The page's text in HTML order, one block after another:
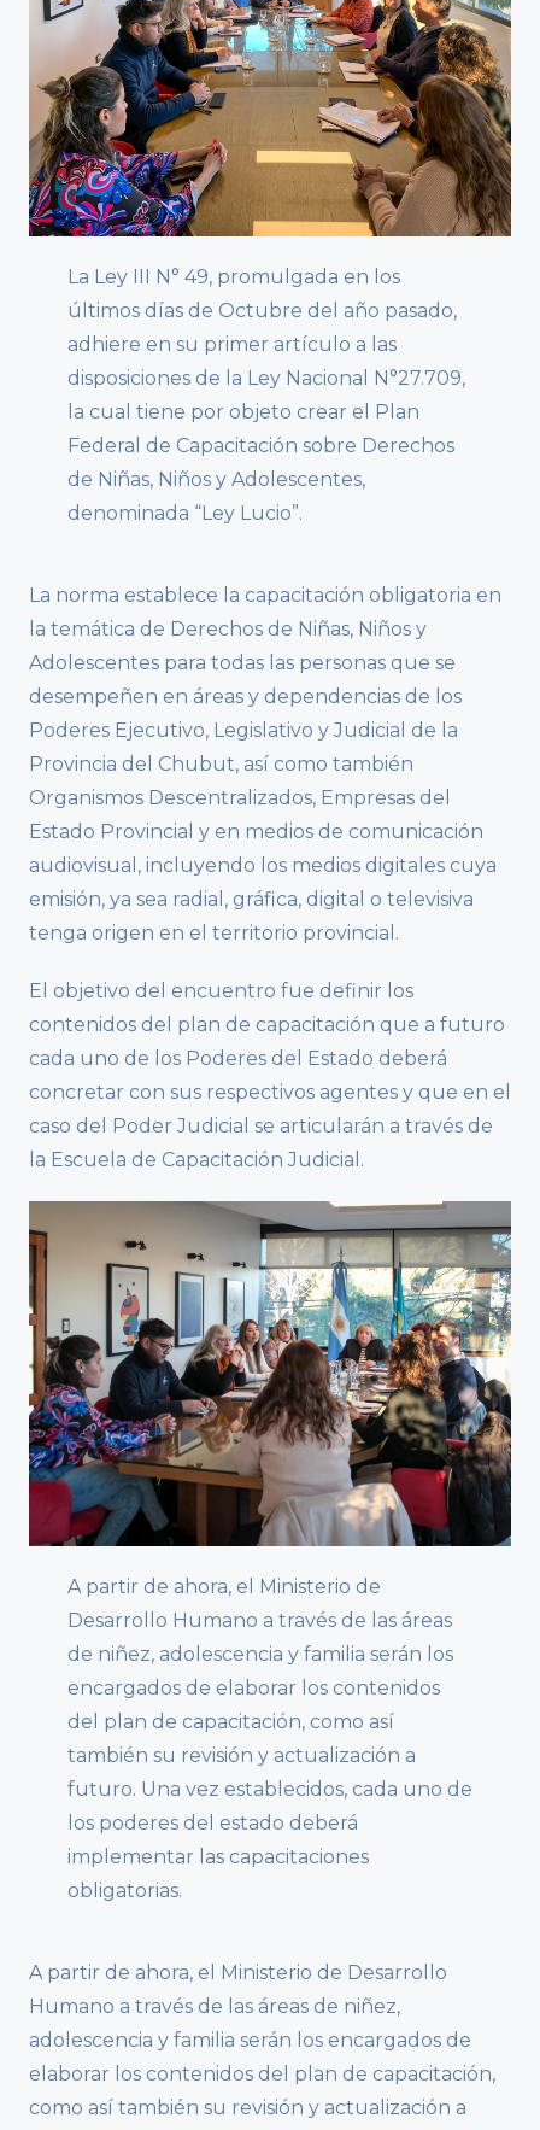
La Ley III N° 49, promulgada en los
últimos días de Octubre del año pasado,
adhiere en su primer artículo a las
disposiciones de la Ley Nacional N°27.709,
la cual tiene por objeto crear el Plan
Federal de Capacitación sobre Derechos
de Niñas, Niños y Adolescentes,
denominada “Ley Lucio”.
La norma establece la capacitación obligatoria en
la temática de Derechos de Niñas, Niños y
Adolescentes para todas las personas que se
desempeñen en áreas y dependencias de los
Poderes Ejecutivo, Legislativo y Judicial de la
Provincia del Chubut, así como también
Organismos Descentralizados, Empresas del
Estado Provincial y en medios de comunicación
audiovisual, incluyendo los medios digitales cuya
emisión, ya sea radial, gráfica, digital o televisiva
tenga origen en el territorio provincial.
El objetivo del encuentro fue definir los
contenidos del plan de capacitación que a futuro
cada uno de los Poderes del Estado deberá
concretar con sus respectivos agentes y que en el
caso del Poder Judicial se articularán a través de
la Escuela de Capacitación Judicial.
A partir de ahora, el Ministerio de
Desarrollo Humano a través de las áreas
de niñez, adolescencia y familia serán los
encargados de elaborar los contenidos
del plan de capacitación, como así
también su revisión y actualización a
futuro. Una vez establecidos, cada uno de
los poderes del estado deberá
implementar las capacitaciones
obligatorias.
A partir de ahora, el Ministerio de Desarrollo
Humano a través de las áreas de niñez,
adolescencia y familia serán los encargados de
elaborar los contenidos del plan de capacitación,
como así también su revisión y actualización a